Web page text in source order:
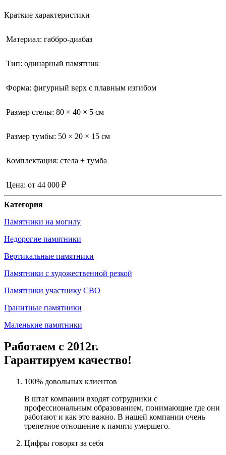
Краткие характеристики
Материал: габбро-диабаз
Тип: одинарный памятник
Форма: фигурный верх с плавным изгибом
Размер стелы: 80 × 40 × 5 см
Размер тумбы: 50 × 20 × 15 см
Комплектация: стела + тумба
Цена: от 44 000 ₽
Категория
Памятники на могилу
Недорогие памятники
Вертикальные памятники
Памятники с художественной резкой
Памятники участнику СВО
Гранитные памятники
Маленькие памятники
Работаем с 2012г.
Гарантируем качество!
100% довольных клиентов
В штат компании входят сотрудники с
профессиональным образованием, понимающие где они
работают и как это важно. В нашей компании очень
трепетное отношение к памяти умершего.
Цифры говорят за себя